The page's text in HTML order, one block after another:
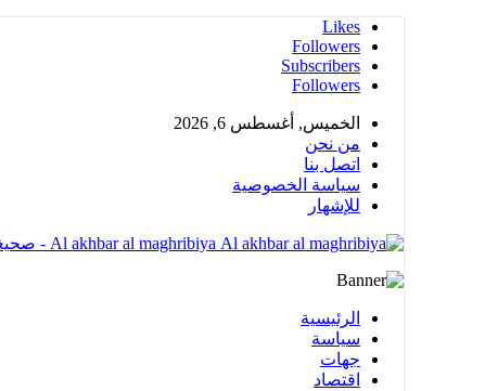
Likes
Followers
Subscribers
Followers
الخميس, أغسطس 6, 2026
من نحن
اتصل بنا
سياسة الخصوصية
للإشهار
Al akhbar al maghribiya - صحيغة الكترونية مهتمة بشؤون المملكة المغربية تضم عدة أقسام متنوعة
الرئيسية
سياسة
جهات
اقتصاد